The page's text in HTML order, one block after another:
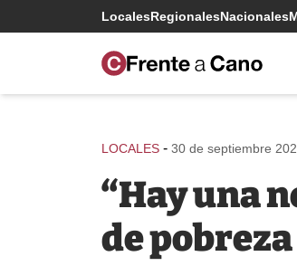
LocalesRegionalesNacionales
LOCALES - 30 de septiembre
“Hay una
de